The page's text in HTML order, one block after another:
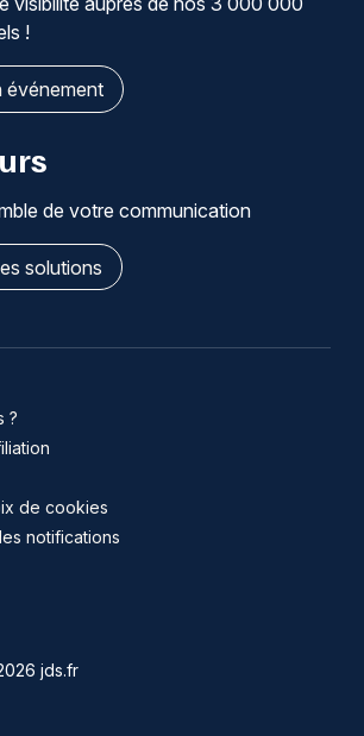
!
événement
de votre communication
solutions
?
de cookies
notifications
jds.fr